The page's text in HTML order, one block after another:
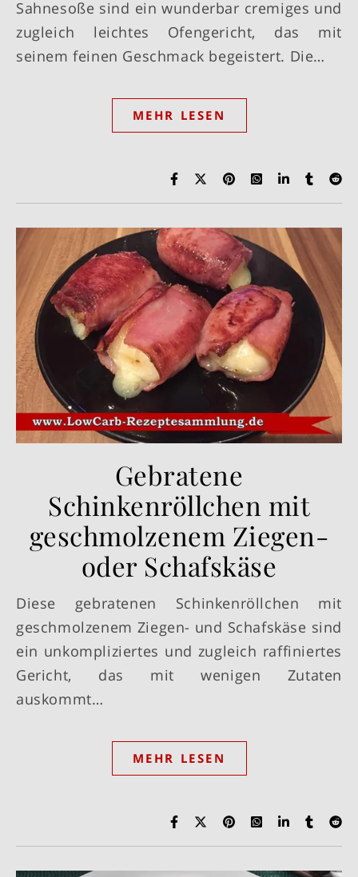
Sahnesoße sind ein wunderbar cremiges und
zugleich leichtes Ofengericht, das mit
seinem feinen Geschmack begeistert. Die…
MEHR LESEN
Gebratene
Schinkenröllchen mit
geschmolzenem Ziegen-
oder Schafskäse
Diese gebratenen Schinkenröllchen mit
geschmolzenem Ziegen- und Schafskäse sind
ein unkompliziertes und zugleich raffiniertes
Gericht, das mit wenigen Zutaten
auskommt…
MEHR LESEN